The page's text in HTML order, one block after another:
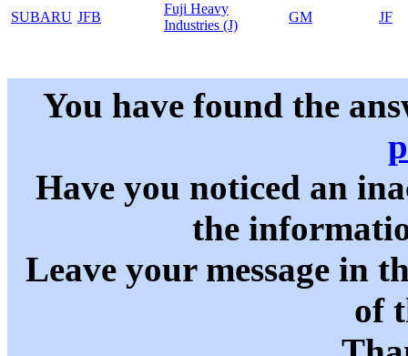
SUBARU JFB
Fuji Heavy
Industries (J)
GM JF
You have found the
Have you noticed an
the
Leave your message in
of